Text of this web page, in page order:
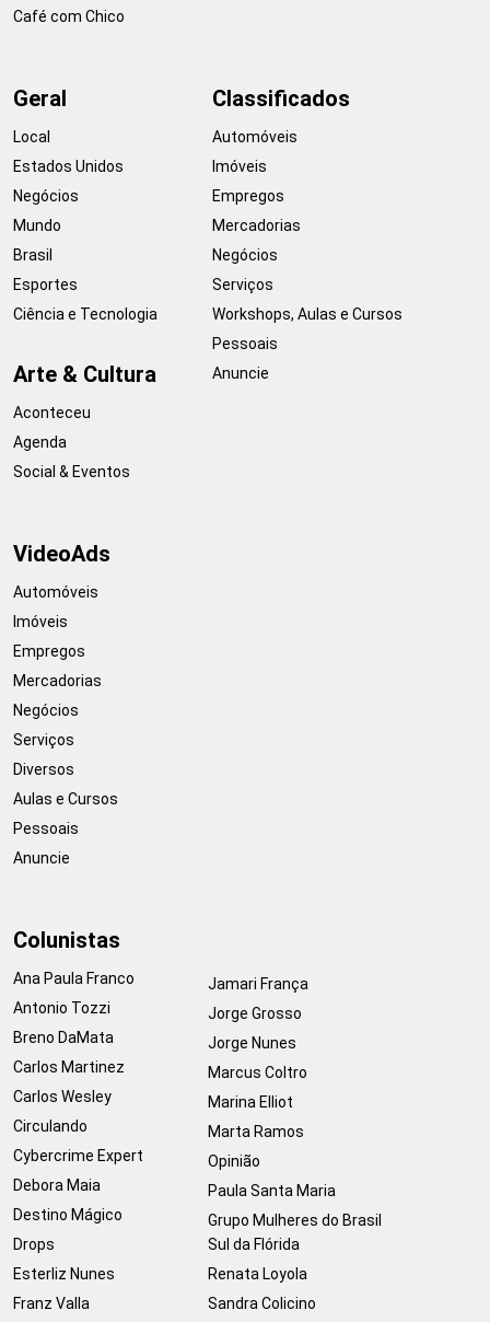
Café com Chico
Geral
Local
Estados Unidos
Negócios
Mundo
Brasil
Esportes
Ciência e Tecnologia
Arte & Cultura
Aconteceu
Agenda
Social & Eventos
Classificados
Automóveis
Imóveis
Empregos
Mercadorias
Negócios
Serviços
Workshops, Aulas e Cursos
Pessoais
Anuncie
VideoAds
Automóveis
Imóveis
Empregos
Mercadorias
Negócios
Serviços
Diversos
Aulas e Cursos
Pessoais
Anuncie
Colunistas
Ana Paula Franco
Antonio Tozzi
Breno DaMata
Carlos Martinez
Carlos Wesley
Circulando
Cybercrime Expert
Debora Maia
Destino Mágico
Drops
Esterliz Nunes
Franz Valla
Jamari França
Jorge Grosso
Jorge Nunes
Marcus Coltro
Marina Elliot
Marta Ramos
Opinião
Paula Santa Maria
Grupo Mulheres do Brasil
Sul da Flórida
Renata Loyola
Sandra Colicino